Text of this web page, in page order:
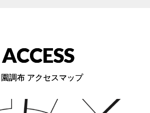
ACCESS
調布 アクセスマップ